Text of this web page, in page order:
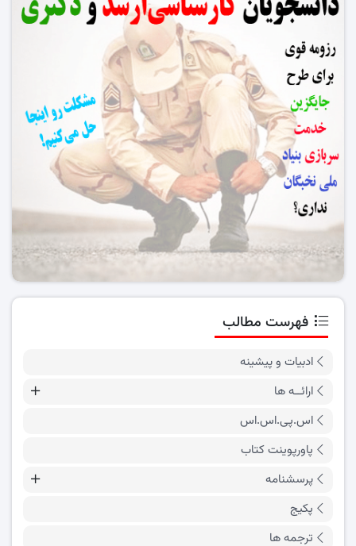
فهرست مطالب
ادبیات و پیشینه
ارائــه ها
اس.پی.اس.اس
پاورپوینت کتاب
پرسشنامه
پکیج
ترجمه ها